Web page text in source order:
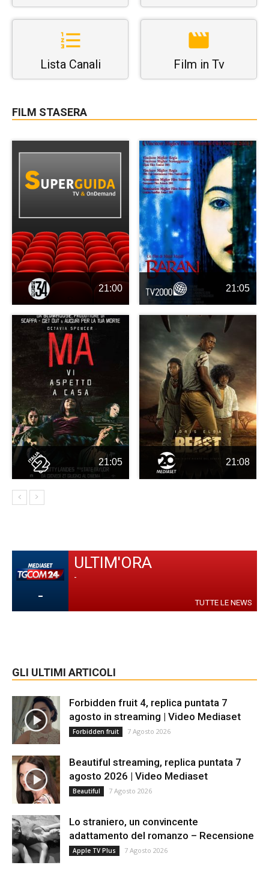
Lista Canali Film in Tv
FILM STASERA
21:00 21:05
21:05 21:08
-
ULTIM'ORA
-
TUTTE LE NEWS
GLI ULTIMI ARTICOLI
Forbidden fruit 4, replica puntata 7
agosto in streaming | Video Mediaset
Forbidden fruit 7 Agosto 2026
Beautiful streaming, replica puntata 7
agosto 2026 | Video Mediaset
Beautiful 7 Agosto 2026
Lo straniero, un convincente
adattamento del romanzo – Recensione
Apple TV Plus 7 Agosto 2026